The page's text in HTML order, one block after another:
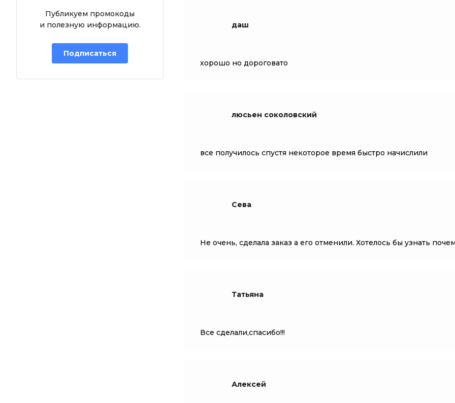
Публикуем промокоды
и полезную информацию.
Подписаться
даш
хорошо но дороговато
люсьен соколовский
все получилось спустя некоторое время быстро начислили
Сева
Не очень, сделала заказ а его отменили. Хотелось бы узнать
Татьяна
Все сделали,спасибо!!!
Алексей